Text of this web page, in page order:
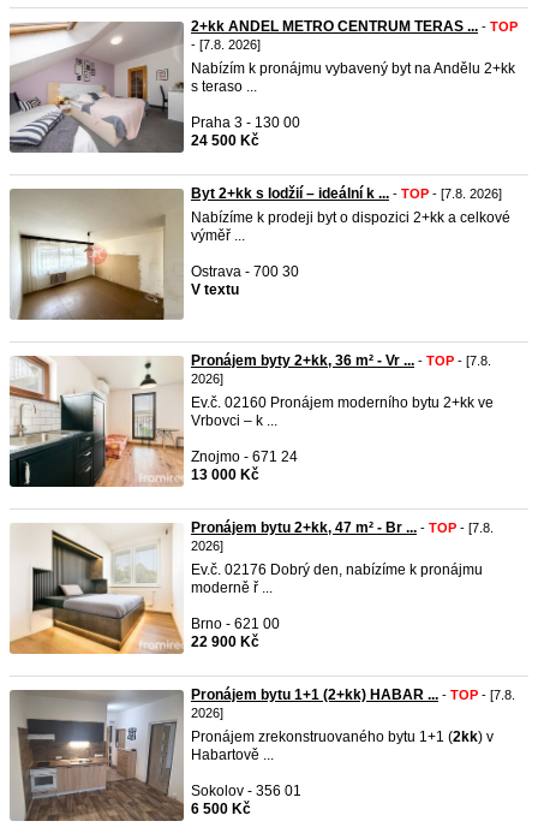
2+kk ANDEL METRO CENTRUM TERAS ... - TOP
- [7.8. 2026]
Nabízím k pronájmu vybavený byt na Andělu 2+kk
s teraso ...
Praha 3 - 130 00
24 500 Kč
Byt 2+kk s lodžií – ideální k ... - TOP - [7.8. 2026]
Nabízíme k prodeji byt o dispozici 2+kk a celkové
výměř ...
Ostrava - 700 30
V textu
Pronájem byty 2+kk, 36 m² - Vr ... - TOP - [7.8.
2026]
Ev.č. 02160 Pronájem moderního bytu 2+kk ve
Vrbovci – k ...
Znojmo - 671 24
13 000 Kč
Pronájem bytu 2+kk, 47 m² - Br ... - TOP - [7.8.
2026]
Ev.č. 02176 Dobrý den, nabízíme k pronájmu
moderně ř ...
Brno - 621 00
22 900 Kč
Pronájem bytu 1+1 (2+kk) HABAR ... - TOP - [7.8.
2026]
Pronájem zrekonstruovaného bytu 1+1 (2kk) v
Habartově ...
Sokolov - 356 01
6 500 Kč